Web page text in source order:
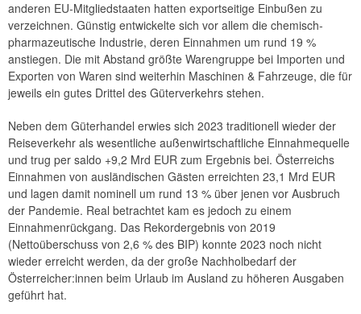
anderen EU-Mitgliedstaaten hatten exportseitige Einbußen zu
verzeichnen. Günstig entwickelte sich vor allem die chemisch-
pharmazeutische Industrie, deren Einnahmen um rund 19 %
anstiegen. Die mit Abstand größte Warengruppe bei Importen und
Exporten von Waren sind weiterhin Maschinen & Fahrzeuge, die für
jeweils ein gutes Drittel des Güterverkehrs stehen.
Neben dem Güterhandel erwies sich 2023 traditionell wieder der
Reiseverkehr als wesentliche außenwirtschaftliche Einnahmequelle
und trug per saldo +9,2 Mrd EUR zum Ergebnis bei. Österreichs
Einnahmen von ausländischen Gästen erreichten 23,1 Mrd EUR
und lagen damit nominell um rund 13 % über jenen vor Ausbruch
der Pandemie. Real betrachtet kam es jedoch zu einem
Einnahmenrückgang. Das Rekordergebnis von 2019
(Nettoüberschuss von 2,6 % des BIP) konnte 2023 noch nicht
wieder erreicht werden, da der große Nachholbedarf der
Österreicher:innen beim Urlaub im Ausland zu höheren Ausgaben
geführt hat.